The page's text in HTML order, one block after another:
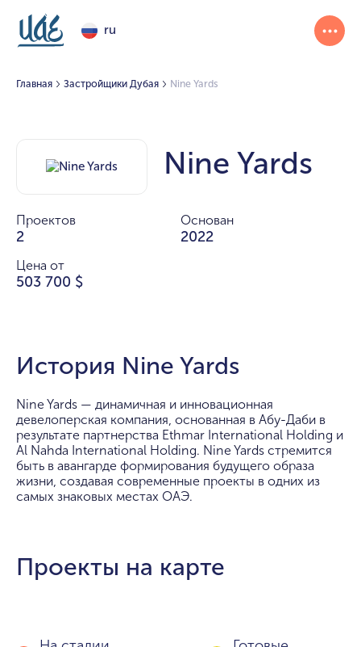
ru
Главная Застройщики Дубая Nine Yards
Nine Yards
Проектов
2
Основан
2022
Цена от
503 700 $
История Nine Yards
Nine Yards — динамичная и инновационная
девелоперская компания, основанная в Абу-Даби в
результате партнерства Ethmar International Holding и
Al Nahda International Holding. Nine Yards стремится
быть в авангарде формирования будущего образа
жизни, создавая современные проекты в одних из
самых знаковых местах ОАЭ.
Проекты на карте